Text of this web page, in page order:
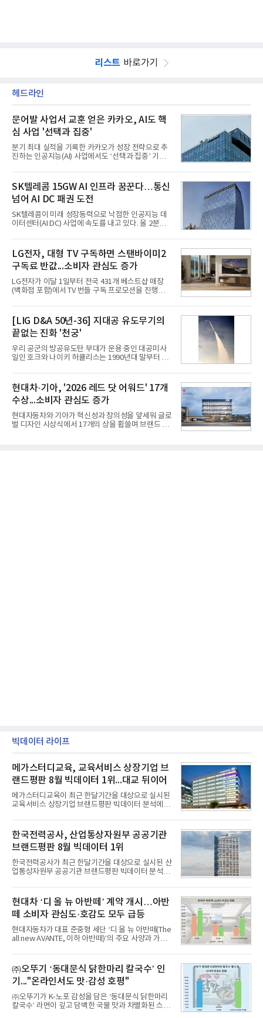
리스트 바로가기
헤드라인
문어발 사업서 교훈 얻은 카카오, AI도 핵
심 사업 '선택과 집중'
분기 최대 실적을 기록한 카카오가 성장 전략으로 추
진하는 인공지능(AI) 사업에서도 ‘선택과 집중’ 기조
라 투자에 나서는 것과 달리, 카카오는 ‘카카오톡’이
라는 플랫폼 경쟁력을 활용한 AI 에이전트 서비스에
집중하는 전략이다. 과거 무리한 사업 확장 과정에서
겪었던 시행착오를 되풀이하지 않고 핵심 역량에 집
중하겠다는 취지로 풀이된다.7일 업계에 따르면 카카
오는 올해 2분기 연결 기준 매출 2조985억원, 영업이
익 2770억원을 기록했다. 전년 동기 대비 매출과 영업
은 4884억
SK텔레콤 15GW AI 인프라 꿈꾼다…통신
넘어 AI DC 패권 도전
SK텔레콤이 미래 성장동력으로 낙점한 인공지능 데
이터센터(AI DC) 사업에 속도를 내고 있다. 올 2분기
는 2035년까지 총 15GW(기가와트) 규모의 AI DC를
구축하겠다는 대형 청사진을 제시하면서다. 이에 따
라 경쟁 구도 역시 이동통신사인 KT, LG유플러스를
넘어 네이버, 삼성SDS 등 IT 인프라 기업으로 확장되
고 있다.7일 SK텔레콤에 따르면 회사는 올해 2분기
연결 기준 매출 4조 3591억원, 영업이익 5660억원을
기록했다. 매출은 전년 동기 대비 0.5%, 영업이익은
따른 기저효과가 실
LG전자, 대형 TV 구독하면 스탠바이미2
구독료 반값...소비자 관심도 증가
LG전자가 이달 1일부터 전국 431개 베스트샵 매장
(백화점 포함)에서 TV 번들 구독 프로모션을 진행하고
인해주는 프로모션이다.대상 제품은 65·77·83형 올
레드, 75·86·100형 마이크로 RGB, 75·86형 미니
RGB 등 거실용 TV로 인기가 높은 베스트셀러 TV 20
개 모델이며, 동시 구독 계약 시 스탠바이미2(모델명
27LX6TPGA) 구독료를 50% 할인 받을 수 있다. 프로
모션 대상 모델과 혜택, 구독료 등 프로모션 세부 사항
은 베스트샵 판매 매니저에게 문의하면 자세히 안내
등으로 이전
[LIG D&A 50년-36] 지대공 유도무기의
끝없는 진화 '천궁'
우리 공군의 방공유도탄 부대가 운용 중인 대공미사
일인 호크와 나이키 허큘리스는 1990년대 말부터 성
기존 미사일체계를 대체할 중고도 및 중거리 대공미
사일을 개발하기로 결정했다.처음 KM-SAM 사업으로
불린 이 사업의 명칭은 호크(Iron Hawk, 철매)를 대체
한다는 의미에서 ‘철매Ⅱ’ 로 정해졌다. 철매Ⅱ 개발
사업은 미사일체계 완성 후인 2011년 ‘천궁(天弓)’으
로 다시 장비명이 바뀌었다. 17개 업체와 관련 기관이
참여한 가운데 LIG 넥스원은 탐색 개발에서 체계개발
현대차·기아, '2026 레드 닷 어워드' 17개
수상...소비자 관심도 증가
현대자동차와 기아가 혁신성과 창의성을 앞세워 글로
벌 디자인 시상식에서 17개의 상을 휩쓸며 브랜드 경
빅데이터 라이프
메가스터디교육, 교육서비스 상장기업 브
랜드평판 8월 빅데이터 1위...대교 뒤이어
메가스터디교육이 최근 한달기간을 대상으로 실시된
교육서비스 상장기업 브랜드평판 빅데이터 분석에서
일 한국기업평판연구소(소장 구창환)는 국내 교육서
비스 상장기업 브랜드를 대상으로 지난 7월 7일부터
8월 7일까지 수집된 소비자 빅데이터 10,074,233건
을 분석한 결과, 메가스터디교육이 브랜드평판지수
1,710,926을 기록하며 8월 1위에 올랐다고 밝혔다.
분석에 활용된 빅데이터는 지난 7월(9,491,206건) 대
비 6.14% 증가한 수치로, 교육서비스 상장기업 브랜
디교육, 대교, 디지
한국전력공사, 산업통상자원부 공공기관
브랜드평판 8월 빅데이터 1위
한국전력공사가 최근 한달기간을 대상으로 실시된 산
업통상자원부 공공기관 브랜드평판 빅데이터 분석에
이 순으로 뒤를 이었다.7일 한국기업평판연구소(소장
구창환)는 산업통상자원부 공공기관 41개 브랜드를
대상으로 지난 7월 7일부터 8월 7일까지 수집된 소비
자 빅데이터 91,102,549건을 분석한 결과, 한국전력
공사가 브랜드평판지수 10,670,633을 기록하며 8월
1위에 올랐다고 밝혔다. 분석에 활용된 빅데이터는 지
난 7월(88,893,823건) 대비 2.48% 증가한 수치다.연
수력원자력, 한국석
현대차 ‘디 올 뉴 아반떼’ 계약 개시…아반
떼 소비자 관심도·호감도 모두 급등
현대자동차가 대표 준중형 세단 ‘디 올 뉴 아반떼(The
all new AVANTE, 이하 아반떼)’의 주요 사양과 가격
떼는 6년 만에 선보이는 8세대 완전변경 모델로, ▲정
교한 선과 면을 중심으로 완성한 파격적인 디자인 ▲
과거 중형 세단 수준으로 확대된 차체 제원 ▲글로벌
최고 수준의 안전성 ▲성능과 효율을 동시에 높인 주
행 완성도 ▲첨단 편의 및 디지털 사양 적용 등을 통해
글로벌 준중형 세단의 새로운 기준을 세웠다.아반떼
는 가솔린 2.0과 1.6 하이브리드 두 가지 파워트레인
㈜오뚜기 ‘동대문식 닭한마리 칼국수’ 인
기..."온라인서도 맛·감성 호평"
㈜오뚜기가 K-노포 감성을 담은 ‘동대문식 닭한마리
칼국수’ 라면이 깊고 담백한 국물 맛과 차별화된 스토